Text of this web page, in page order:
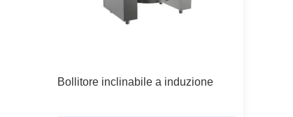
Bollitore inclinabile a induzione